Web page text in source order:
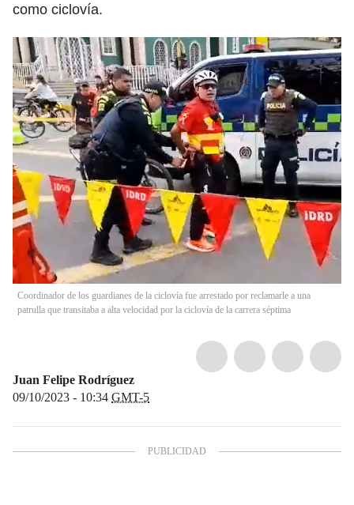
como ciclovía.
Coordinador de los guardianes de la ciclovía fue arrestado por reclamarle a una
patrulla que transitaba a alta velocidad por la ciclovía de la carrera séptima
Juan Felipe Rodríguez
09/10/2023 - 10:34 GMT-5